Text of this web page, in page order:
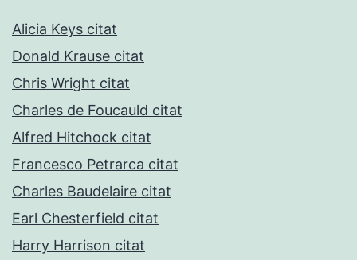
Alicia Keys citat
Donald Krause citat
Chris Wright citat
Charles de Foucauld citat
Alfred Hitchock citat
Francesco Petrarca citat
Charles Baudelaire citat
Earl Chesterfield citat
Harry Harrison citat